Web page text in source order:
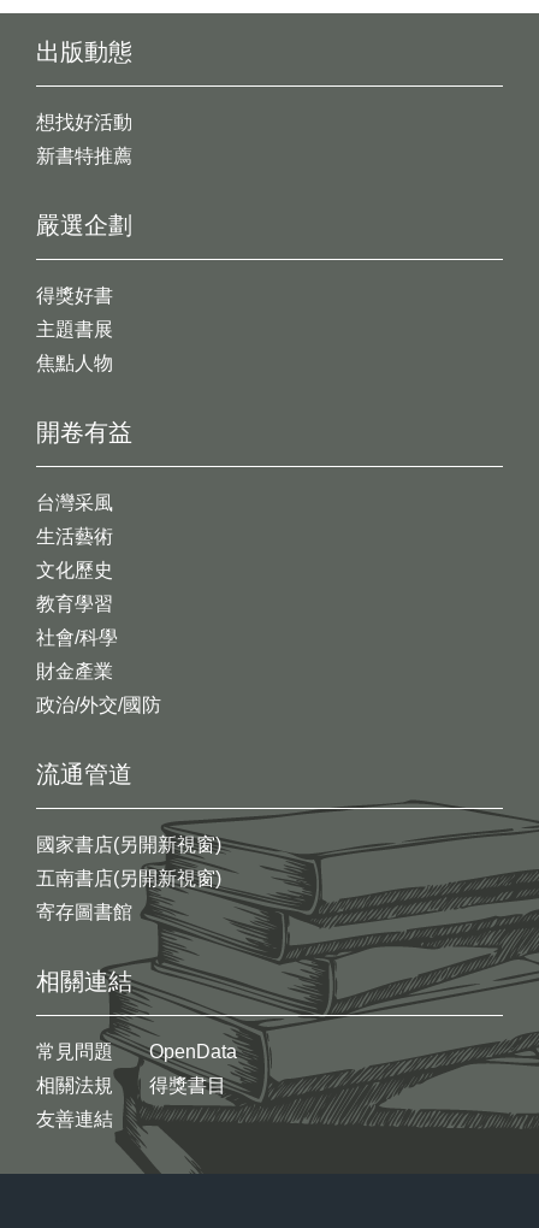
出版動態
想找好活動
新書特推薦
開卷有益
台灣采風
生活藝術
文化歷史
教育學習
社會/科學
財金產業
政治/外交/國防
嚴選企劃
得獎好書
主題書展
焦點人物
流通管道
國家書店(另開新視窗)
五南書店(另開新視窗)
寄存圖書館
相關連結
常見問題
相關法規
友善連結
OpenData
得獎書目